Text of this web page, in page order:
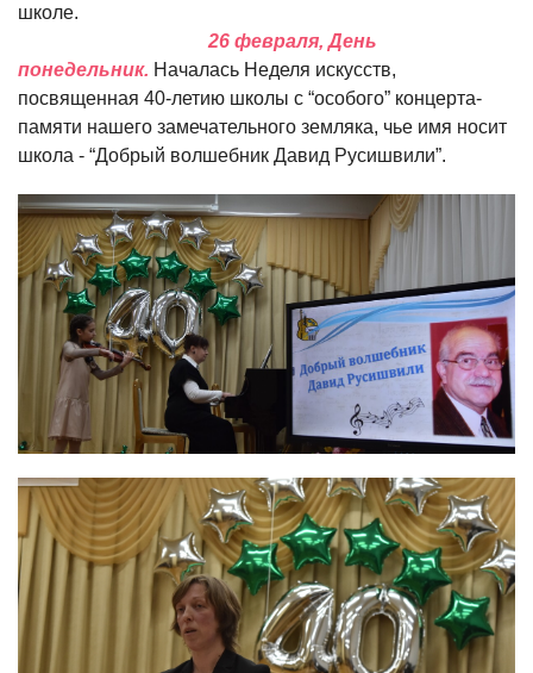
школе.
26 февраля, День
понедельник. Началась Неделя искусств,
посвященная 40-летию школы с “особого” концерта-
памяти нашего замечательного земляка, чье имя носит
школа - “Добрый волшебник Давид Русишвили”.